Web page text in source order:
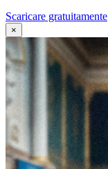
Scaricare gratuitamente
×